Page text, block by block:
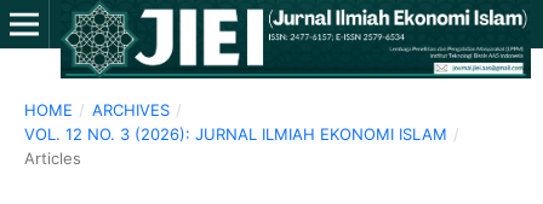
HOME / ARCHIVES /
VOL. 12 NO. 3 (2026): JURNAL ILMIAH EKONOMI ISLAM /
Articles